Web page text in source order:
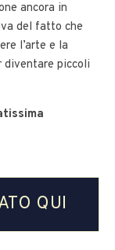
ancora in
del fatto che
l’arte e la
diventare piccoli
QUI